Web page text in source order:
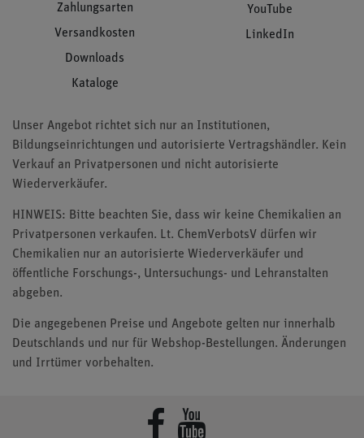
Zahlungsarten
Versandkosten
Downloads
Kataloge
YouTube
LinkedIn
Unser Angebot richtet sich nur an Institutionen,
Bildungseinrichtungen und autorisierte Vertragshändler. Kein
Verkauf an Privatpersonen und nicht autorisierte
Wiederverkäufer.
HINWEIS: Bitte beachten Sie, dass wir keine Chemikalien an
Privatpersonen verkaufen. Lt. ChemVerbotsV dürfen wir
Chemikalien nur an autorisierte Wiederverkäufer und
öffentliche Forschungs-, Untersuchungs- und Lehranstalten
abgeben.
Die angegebenen Preise und Angebote gelten nur innerhalb
Deutschlands und nur für Webshop-Bestellungen. Änderungen
und Irrtümer vorbehalten.